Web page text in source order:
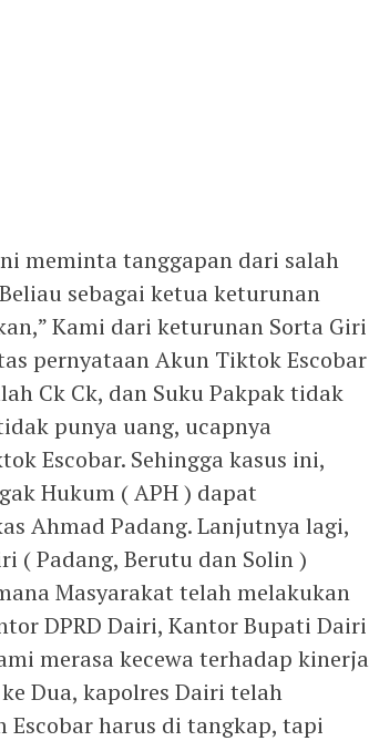
meminta tanggapan dari salah
sebagai ketua keturunan
Kami dari keturunan Sorta Giri
pernyataan Akun Tiktok Escobar
Ck Ck, dan Suku Pakpak tidak
punya uang, ucapnya
Escobar. Sehingga kasus ini,
Hukum ( APH ) dapat
Ahmad Padang. Lanjutnya lagi,
( Padang, Berutu dan Solin )
Masyarakat telah melakukan
DPRD Dairi, Kantor Bupati Dairi
merasa kecewa terhadap kinerja
Dua, kapolres Dairi telah
Escobar harus di tangkap, tapi